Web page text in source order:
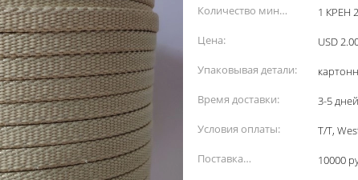
Количество мин
заказа:
1 КРЕН
Цена:
USD
Упаковывая детали:
Время доставки:
3-5 дней
Условия оплаты:
T/T,
Поставка
10000